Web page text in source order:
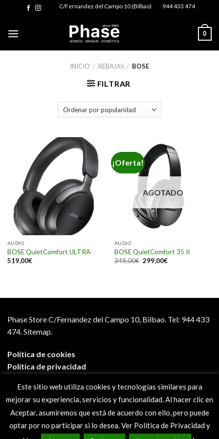
content
C/Fernandez del Campo 10 (Bilbao) 944 433 474
0
INICIO / REBAJAS / BOSE
FILTRAR
AUDIO
BOSE QuietComfort ULTRA
519,00€
¡Oferta!
AGOTADO
AUDIO
BOSE QuietComfort 35 II
349,00€ 299,00€
Phase Store C/Fernandez del Campo 10, Bilbao. Tel: 944 433
474. Sitemap.
Política de cookies
Política de privacidad
Condiciones de compra
Preguntas frecuentes
Este sitio web utiliza cookies y tecnologías similares para
mejorar su experiencia, servicios y funcionalidad. Al hacer clic en
Aceptar, asumiremos que está de acuerdo con ello, pero puede
optar por no participar si lo desea. Ver Política de Privacidad y